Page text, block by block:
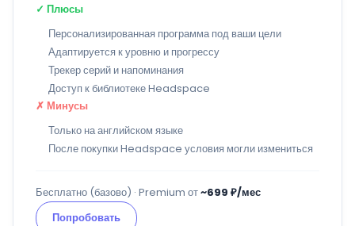
✓ Плюсы
Персонализированная программа под ваши цели
Адаптируется к уровню и прогрессу
Трекер серий и напоминания
Доступ к библиотеке Headspace
✗ Минусы
Только на английском языке
После покупки Headspace условия могли измениться
Бесплатно (базово) · Premium от~699 ₽/мес
Попробовать